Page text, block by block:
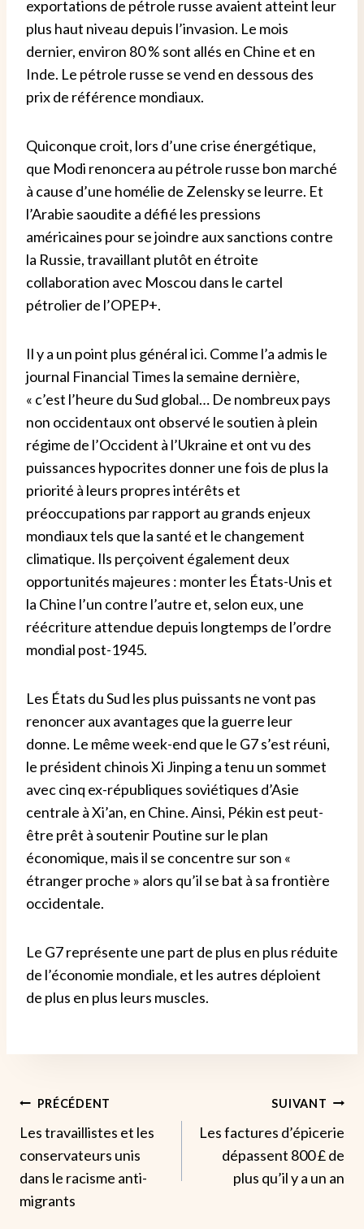
exportations de pétrole russe avaient atteint leur
plus haut niveau depuis l’invasion. Le mois
dernier, environ 80 % sont allés en Chine et en
Inde. Le pétrole russe se vend en dessous des
prix de référence mondiaux.
Quiconque croit, lors d’une crise énergétique,
que Modi renoncera au pétrole russe bon marché
à cause d’une homélie de Zelensky se leurre. Et
l’Arabie saoudite a défié les pressions
américaines pour se joindre aux sanctions contre
la Russie, travaillant plutôt en étroite
collaboration avec Moscou dans le cartel
pétrolier de l’OPEP+.
Il y a un point plus général ici. Comme l’a admis le
journal Financial Times la semaine dernière,
« c’est l’heure du Sud global… De nombreux pays
non occidentaux ont observé le soutien à plein
régime de l’Occident à l’Ukraine et ont vu des
puissances hypocrites donner une fois de plus la
priorité à leurs propres intérêts et
préoccupations par rapport au grands enjeux
mondiaux tels que la santé et le changement
climatique. Ils perçoivent également deux
opportunités majeures : monter les États-Unis et
la Chine l’un contre l’autre et, selon eux, une
réécriture attendue depuis longtemps de l’ordre
mondial post-1945.
Les États du Sud les plus puissants ne vont pas
renoncer aux avantages que la guerre leur
donne. Le même week-end que le G7 s’est réuni,
le président chinois Xi Jinping a tenu un sommet
avec cinq ex-républiques soviétiques d’Asie
centrale à Xi’an, en Chine. Ainsi, Pékin est peut-
être prêt à soutenir Poutine sur le plan
économique, mais il se concentre sur son «
étranger proche » alors qu’il se bat à sa frontière
occidentale.
Le G7 représente une part de plus en plus réduite
de l’économie mondiale, et les autres déploient
de plus en plus leurs muscles.
Navigation
De
L’article
PRÉCÉDENT
Les travaillistes et les
conservateurs unis
dans le racisme anti-
migrants
SUIVANT
Les factures d’épicerie
dépassent 800 £ de
plus qu’il y a un an